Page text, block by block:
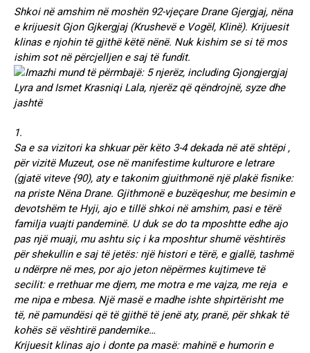
Shkoi në amshim në moshën 92-vjeçare Drane Gjergjaj, nëna
e krijuesit Gjon Gjkergjaj (Krushevë e Vogël, Klinë). Krijuesit
klinas e njohin të gjithë këtë nënë. Nuk kishim se si të mos
ishim sot në përcjelljen e saj të fundit.
1.
Sa e sa vizitori ka shkuar për këto 3-4 dekada në atë shtëpi ,
për vizitë Muzeut, ose në manifestime kulturore e letrare
(gjatë viteve {90), aty e takonim gjuithmonë një plakë fisnike:
na priste Nëna Drane. Gjithmonë e buzëqeshur, me besimin e
devotshëm te Hyji, ajo e tillë shkoi në amshim, pasi e tërë
familja vuajti pandeminë. U duk se do ta mposhtte edhe ajo
pas një muaji, mu ashtu siç i ka mposhtur shumë vështirës
për shekullin e saj të jetës: një histori e tërë, e gjallë, tashmë
u ndërpre në mes, por ajo jeton nëpërmes kujtimeve të
secilit: e rrethuar me djem, me motra e me vajza, me reja e
me nipa e mbesa. Një masë e madhe ishte shpirtërisht me
të, në pamundësi që të gjithë të jenë aty, pranë, për shkak të
kohës së vështirë pandemike…
Krijuesit klinas ajo i donte pa masë: mahinë e humorin e